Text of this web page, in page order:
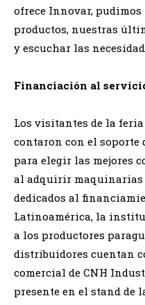
ofrece Innovar,
productos, nuestras
y escuchar las
Financiación al
Los visitantes de la
contaron con el soporte
para elegir las mejores
al adquirir maquinarias
dedicados al
Latinoamérica, la
a los productores
distribuidores cuentan
comercial de CNH
presente en el stand de